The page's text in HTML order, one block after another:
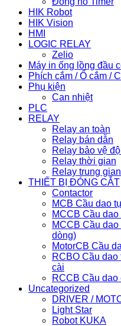
HIK Robot
HIK Vision
HMI
LOGIC RELAY
Zelio
Máy in ống lồng đầu
Phích cắm / Ổ cắm /
Phụ kiện
Can nhiệt
PLC
RELAY
Relay an toàn
Relay bán dẫn
Relay bảo vệ
Relay thời gian
Relay trung gian
THIẾT BỊ ĐÓNG CẮT
Contactor
MCB Cầu dao
MCCB Cầu
MCCB Cầu
dòng)
MotorCB Cầu
RCBO Cầu
cài
RCCB Cầu dao
Uncategorized
DRIVER /
Light Star
Robot KUKA